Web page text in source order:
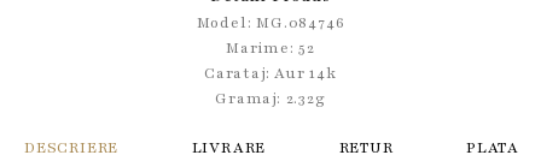
Model: MG.084746
Marime: 52
Carataj: Aur 14k
Gramaj: 2.32g
DESCRIERE LIVRARE RETUR PLATA